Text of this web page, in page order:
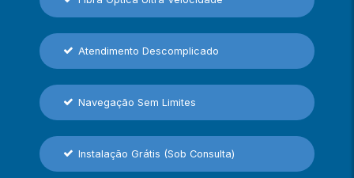
Atendimento Descomplicado
Navegação Sem Limites
Instalação Grátis (Sob Consulta)